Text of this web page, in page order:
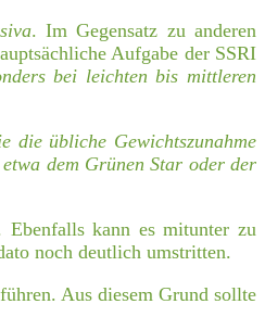
. Im Gegensatz zu anderen
Aufgabe der SSRI
bei leichten bis mittleren
die übliche Gewichtszunahme
dem Grünen Star oder der
Ebenfalls kann es mitunter zu
noch deutlich umstritten.
führen. Aus diesem Grund sollte